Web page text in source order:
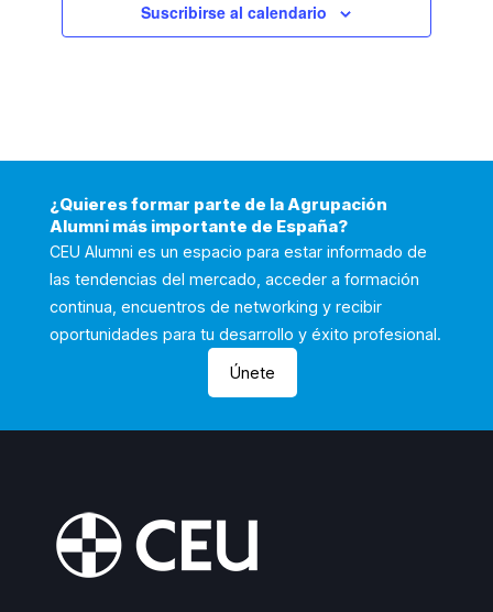
Suscribirse al calendario
¿Quieres formar parte de la Agrupación
Alumni más importante de España?
CEU Alumni es un espacio para estar informado de
las tendencias del mercado, acceder a formación
continua, encuentros de networking y recibir
oportunidades para tu desarrollo y éxito profesional.
Únete